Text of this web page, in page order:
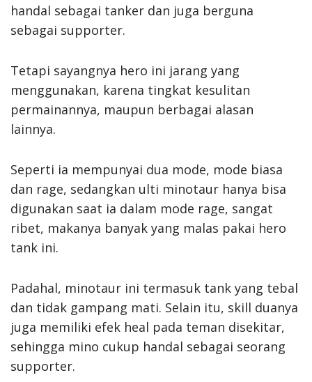
handal sebagai tanker dan juga berguna
sebagai supporter.
Tetapi sayangnya hero ini jarang yang
menggunakan, karena tingkat kesulitan
permainannya, maupun berbagai alasan
lainnya.
Seperti ia mempunyai dua mode, mode biasa
dan rage, sedangkan ulti minotaur hanya bisa
digunakan saat ia dalam mode rage, sangat
ribet, makanya banyak yang malas pakai hero
tank ini.
Padahal, minotaur ini termasuk tank yang tebal
dan tidak gampang mati. Selain itu, skill duanya
juga memiliki efek heal pada teman disekitar,
sehingga mino cukup handal sebagai seorang
supporter.